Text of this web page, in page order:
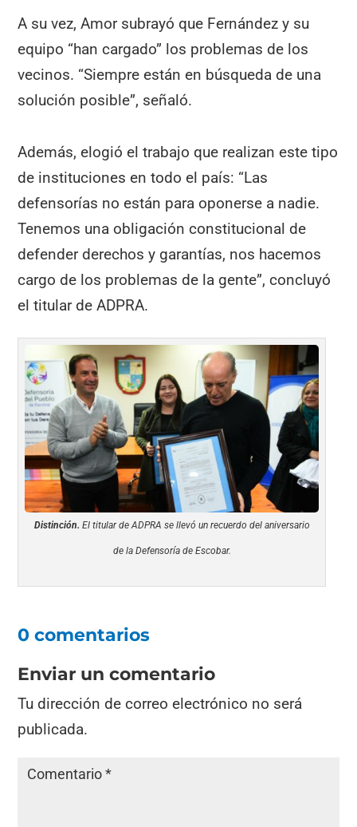
A su vez, Amor subrayó que Fernández y su
equipo “han cargado” los problemas de los
vecinos. “Siempre están en búsqueda de una
solución posible”, señaló.
Además, elogió el trabajo que realizan este tipo
de instituciones en todo el país: “Las
defensorías no están para oponerse a nadie.
Tenemos una obligación constitucional de
defender derechos y garantías, nos hacemos
cargo de los problemas de la gente”, concluyó
el titular de ADPRA.
Distinción. El titular de ADPRA se llevó un recuerdo del aniversario
de la Defensoría de Escobar.
0 comentarios
Enviar un comentario
Tu dirección de correo electrónico no será
publicada.